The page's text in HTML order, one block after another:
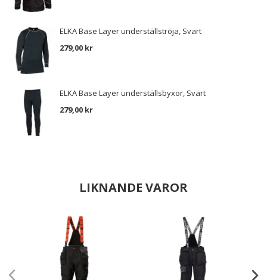
ELKA Base Layer underställströja, Svart
279,00 kr
ELKA Base Layer underställsbyxor, Svart
279,00 kr
LIKNANDE VAROR